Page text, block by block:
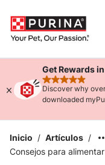
Get Rewards
rated 4.9
Discover why
downloaded
Inicio / Artículos /
Consejos para